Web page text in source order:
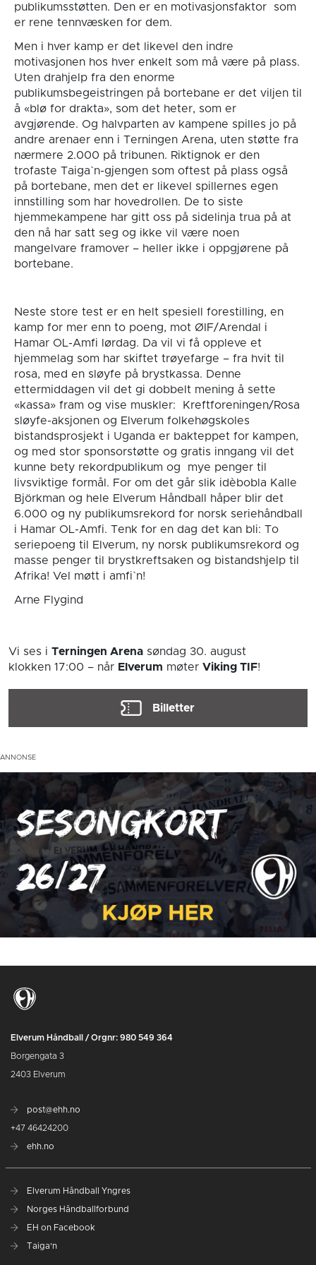
publikumsstøtten. Den er en motivasjonsfaktor som
er rene tennvæsken for dem.
Men i hver kamp er det likevel den indre
motivasjonen hos hver enkelt som må være på plass.
Uten drahjelp fra den enorme
publikumsbegeistringen på bortebane er det viljen til
å «blø for drakta», som det heter, som er
avgjørende. Og halvparten av kampene spilles jo på
andre arenaer enn i Terningen Arena, uten støtte fra
nærmere 2.000 på tribunen. Riktignok er den
trofaste Taiga`n-gjengen som oftest på plass også
på bortebane, men det er likevel spillernes egen
innstilling som har hovedrollen. De to siste
hjemmekampene har gitt oss på sidelinja trua på at
den nå har satt seg og ikke vil være noen
mangelvare framover – heller ikke i oppgjørene på
bortebane.
Neste store test er en helt spesiell forestilling, en
kamp for mer enn to poeng, mot ØIF/Arendal i
Hamar OL-Amfi lørdag. Da vil vi få oppleve et
hjemmelag som har skiftet trøyefarge – fra hvit til
rosa, med en sløyfe på brystkassa. Denne
ettermiddagen vil det gi dobbelt mening å sette
«kassa» fram og vise muskler: Kreftforeningen/Rosa
sløyfe-aksjonen og Elverum folkehøgskoles
bistandsprosjekt i Uganda er bakteppet for kampen,
og med stor sponsorstøtte og gratis inngang vil det
kunne bety rekordpublikum og mye penger til
livsviktige formål. For om det går slik idèbobla Kalle
Björkman og hele Elverum Håndball håper blir det
6.000 og ny publikumsrekord for norsk seriehåndball
i Hamar OL-Amfi. Tenk for en dag det kan bli: To
seriepoeng til Elverum, ny norsk publikumsrekord og
masse penger til brystkreftsaken og bistandshjelp til
Afrika! Vel møtt i amfi`n!
Arne Flygind
Vi ses i Terningen Arena søndag 30. august
klokken 17:00 – når Elverum møter Viking TIF!
Billetter
Elverum Håndball / Orgnr: 980 549 364
Borgengata 3
2403 Elverum
post@ehh.no
+47 46424200
ehh.no
Elverum Håndball Yngres
Norges Håndballforbund
EH on Facebook
Taiga'n